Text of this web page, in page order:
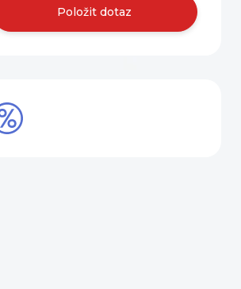
Položit dotaz